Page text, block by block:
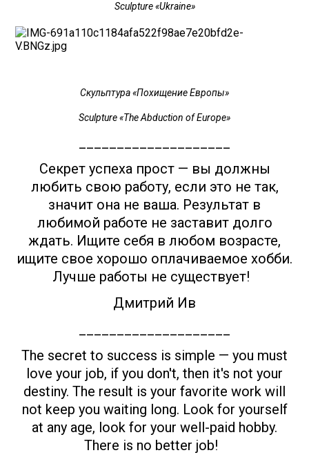
Sculpture «Ukraine»
Скульптура «‎Похищение Европы»
Sculpture «The Abduction of Europe»
Секрет успеха прост — вы должны
любить свою работу, если это не так,
значит она не ваша. Результат в
любимой работе не заставит долго
ждать. Ищите себя в любом возрасте,
ищите свое хорошо оплачиваемое хобби.
Лучше работы не существует!
Дмитрий Ив
The secret to success is simple — you must
love your job, if you don't, then it's not your
destiny. The result is your favorite work will
not keep you waiting long. Look for yourself
at any age, look for your well-paid hobby.
There is no better job!